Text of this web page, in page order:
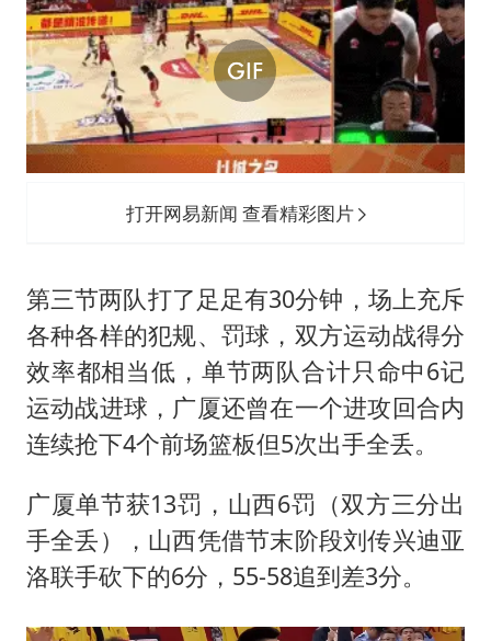
打开网易新闻 查看精彩图片
第三节两队打了足足有30分钟，场上充斥
各种各样的犯规、罚球，双方运动战得分
效率都相当低，单节两队合计只命中6记
运动战进球，广厦还曾在一个进攻回合内
连续抢下4个前场篮板但5次出手全丢。
广厦单节获13罚，山西6罚（双方三分出
手全丢），山西凭借节末阶段刘传兴迪亚
洛联手砍下的6分，55-58追到差3分。